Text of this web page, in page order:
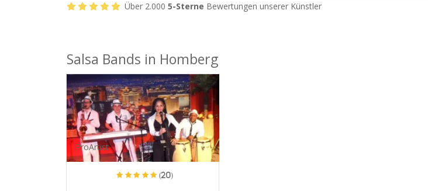
Über 2.000 5-Sterne Bewertungen unserer Künstler
Salsa Bands in Homberg
ProArtist
(20)